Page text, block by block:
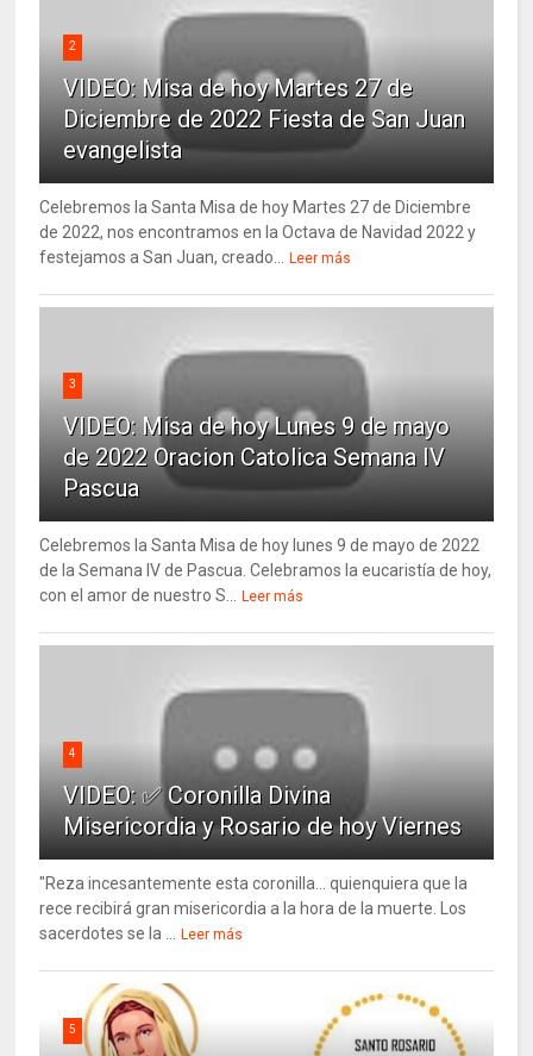
2
VIDEO: Misa de hoy Martes 27 de
Diciembre de 2022 Fiesta de San Juan
evangelista
Celebremos la Santa Misa de hoy Martes 27 de Diciembre
de 2022, nos encontramos en la Octava de Navidad 2022 y
festejamos a San Juan, creado... Leer más
3
VIDEO: Misa de hoy Lunes 9 de mayo
de 2022 Oracion Catolica Semana IV
Pascua
Celebremos la Santa Misa de hoy lunes 9 de mayo de 2022
de la Semana IV de Pascua. Celebramos la eucaristía de hoy,
con el amor de nuestro S... Leer más
4
VIDEO: ✅ Coronilla Divina
Misericordia y Rosario de hoy Viernes
"Reza incesantemente esta coronilla... quienquiera que la
rece recibirá gran misericordia a la hora de la muerte. Los
sacerdotes se la ... Leer más
5